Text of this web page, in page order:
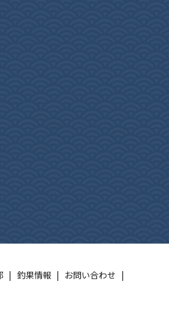
釣果情報
お問い合わせ